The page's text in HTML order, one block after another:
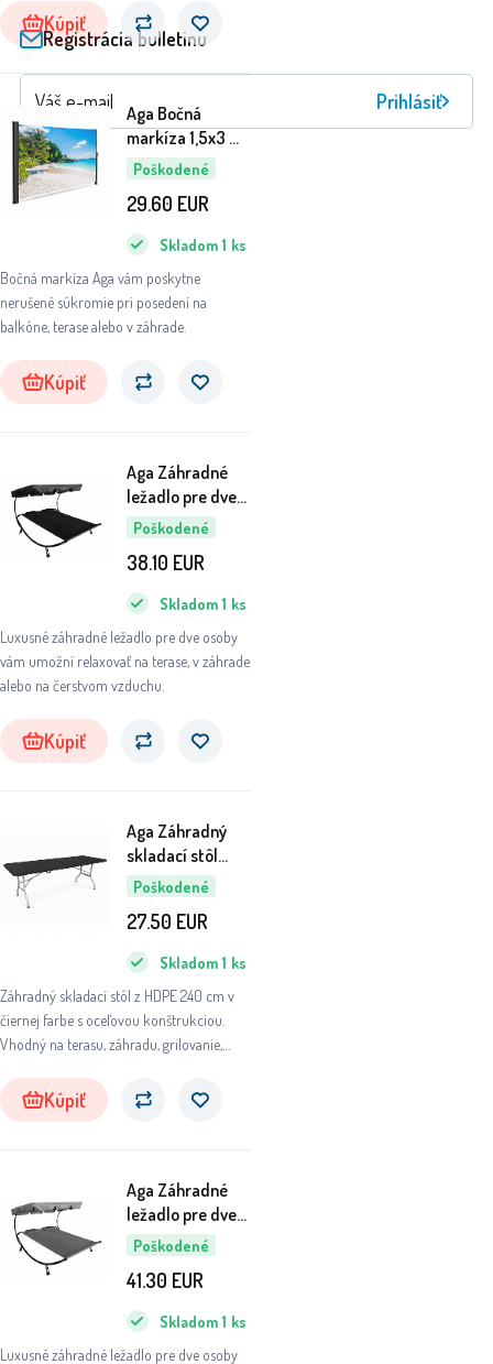
Kúpiť
Poškodené
Aga Bočná
markíza 1,5x3 m
6DAZ433 - II.
AKOSŤ
Bočná markíza Aga vám poskytne
nerušené súkromie pri posedení na
balkóne, terase alebo v záhrade.
Skladom 1 ks
29.60 EUR
Kúpiť
Poškodené
Aga Záhradné
ležadlo pre dve
osoby so
strieškou Čierne
6DAZ429 - II.
AKOSŤ
Luxusné záhradné ležadlo pre dve osoby
vám umožní relaxovať na terase, v záhrade
alebo na čerstvom vzduchu.
Skladom 1 ks
38.10 EUR
Kúpiť
Poškodené
Aga Záhradný
skladací stôl
240x74x74 cm
Čierny 6DAZ408
- II. AKOSŤ
Záhradný skladací stôl z HDPE 240 cm v
čiernej farbe s oceľovou konštrukciou.
Vhodný na terasu, záhradu, grilovanie,
Skladom 1 ks
27.50 EUR
Kúpiť
Poškodené
Aga Záhradné
ležadlo pre dve
osoby so
strieškou Sivé
6DAZ428 - II.
AKOSŤ
Luxusné záhradné ležadlo pre dve osoby
Skladom 1 ks
41.30 EUR
Registrácia bulletinu
Prihlásiť